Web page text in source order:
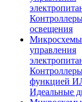
освещения
Микросхемы
управления
функцией
Идеальные